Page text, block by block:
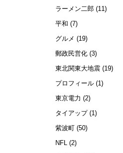
ラーメン二郎 (11)
平和 (7)
グルメ (19)
郵政民営化 (3)
東北関東大地震 (19)
プロフィール (1)
東京電力 (2)
タイアップ(1)
紫波町 (50)
NFL
(2)